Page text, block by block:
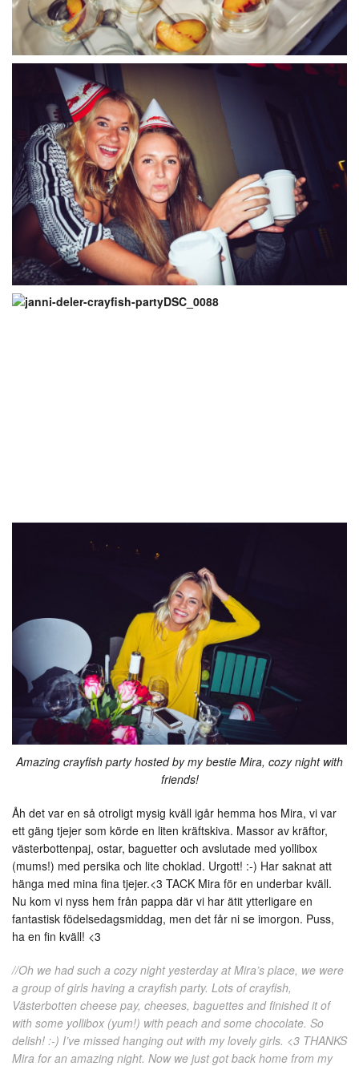
Amazing crayfish party hosted by my bestie Mira, cozy night with
friends!
Åh det var en så otroligt mysig kväll igår hemma hos Mira, vi var
ett gäng tjejer som körde en liten kräftskiva. Massor av kräftor,
västerbottenpaj, ostar, baguetter och avslutade med yollibox
(mums!) med persika och lite choklad. Urgott! :-) Har saknat att
hänga med mina fina tjejer.<3 TACK Mira för en underbar kväll.
Nu kom vi nyss hem från pappa där vi har ätit ytterligare en
fantastisk födelsedagsmiddag, men det får ni se imorgon. Puss,
ha en fin kväll! <3
//Oh we had such a cozy night yesterday at Mira’s place, we were
a group of girls having a crayfish party. Lots of crayfish,
Västerbotten cheese pay, cheeses, baguettes and finished it of
with some yollibox (yum!) with peach and some chocolate. So
delish! :-) I’ve missed hanging out with my lovely girls. <3 THANKS
Mira for an amazing night. Now we just got back home from my